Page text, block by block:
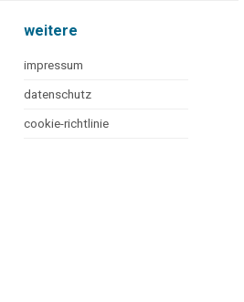
weitere
impressum
datenschutz
cookie-richtlinie